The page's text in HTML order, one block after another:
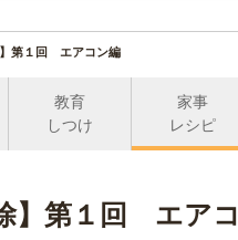
】第１回 エアコン編
教育
しつけ
家事
レシピ
】第１回 エア